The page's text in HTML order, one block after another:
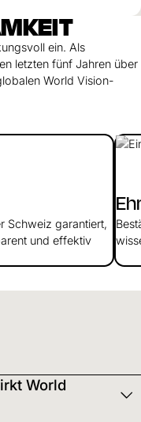
ein. Als
letzten fünf Jahren über
World Vision-
Schweiz garantiert,
und effektiv
World